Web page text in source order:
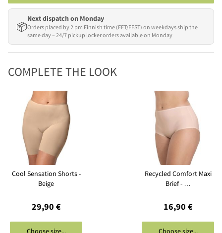
📦
Next dispatch on Monday
Orders placed by 2 pm Finnish time (EET/EEST) on weekdays ship the
same day – 24/7 pickup locker orders available on Monday
COMPLETE THE LOOK
Cool Sensation Shorts -
Beige
29,90 €
Choose size...
Recycled Comfort Maxi
Brief - …
16,90 €
Choose size...